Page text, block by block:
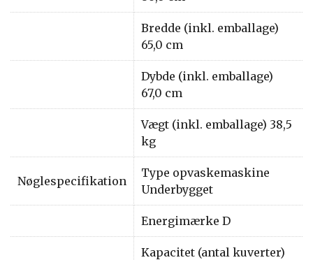
Bredde (inkl. emballage)
65,0 cm
Dybde (inkl. emballage)
67,0 cm
Vægt (inkl. emballage) 38,5
kg
Nøglespecifikation
Type opvaskemaskine
Underbygget
Energimærke D
Kapacitet (antal kuverter)